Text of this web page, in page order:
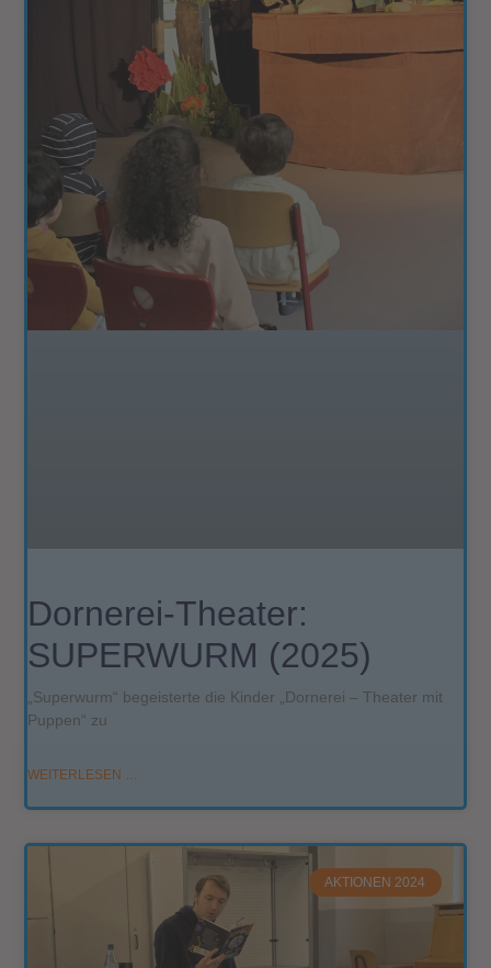
Dornerei-Theater:
SUPERWURM (2025)
„Superwurm“ begeisterte die Kinder „Dornerei – Theater mit
Puppen“ zu
WEITERLESEN …
AKTIONEN 2024